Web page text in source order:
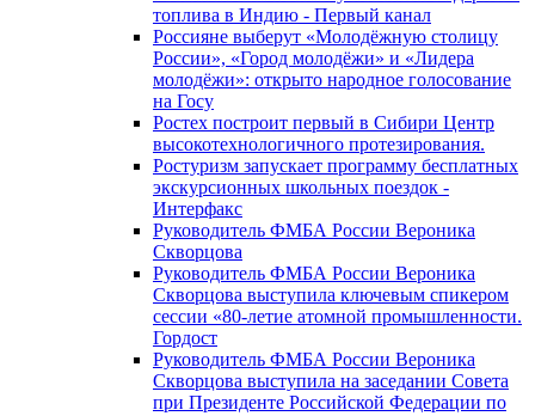
топлива в Индию - Первый канал
Россияне выберут «Молодёжную столицу
России», «Город молодёжи» и «Лидера
молодёжи»: открыто народное голосование
на Госу
Ростех построит первый в Сибири Центр
высокотехнологичного протезирования.
Ростуризм запускает программу бесплатных
экскурсионных школьных поездок -
Интерфакс
Руководитель ФМБА России Вероника
Скворцова
Руководитель ФМБА России Вероника
Скворцова выступила ключевым спикером
сессии «80-летие атомной промышленности.
Гордост
Руководитель ФМБА России Вероника
Скворцова выступила на заседании Совета
при Президенте Российской Федерации по